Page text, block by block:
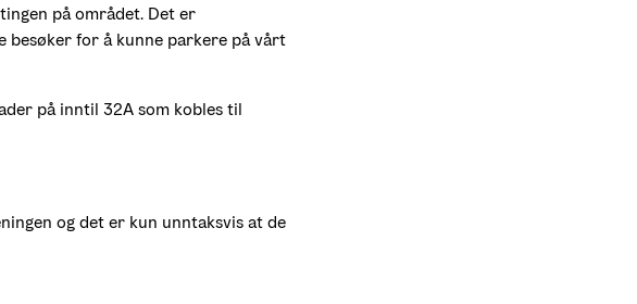
på området. Det er
besøker for å kunne parkere på vårt
på inntil 32A som kobles til
og det er kun unntaksvis at de